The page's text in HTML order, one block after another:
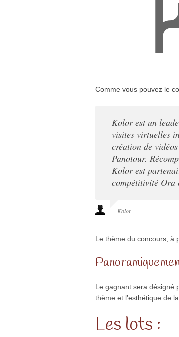
Comme vous pouvez le
Kolor est un
visites virtuelles
création de
Panotour.
Kolor est
compétitivité Ora
Kolor
Le thème du concours, à
Le gagnant sera désigné
thème et l’esthétique de
Les lots :